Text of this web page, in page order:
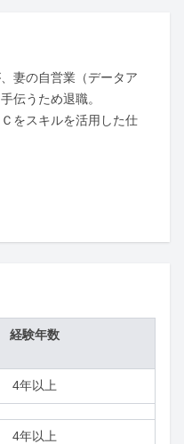
妻の自営業（データア
伝うため退職。
をスキルを活用した仕
経験年数
4年以上
4年以上